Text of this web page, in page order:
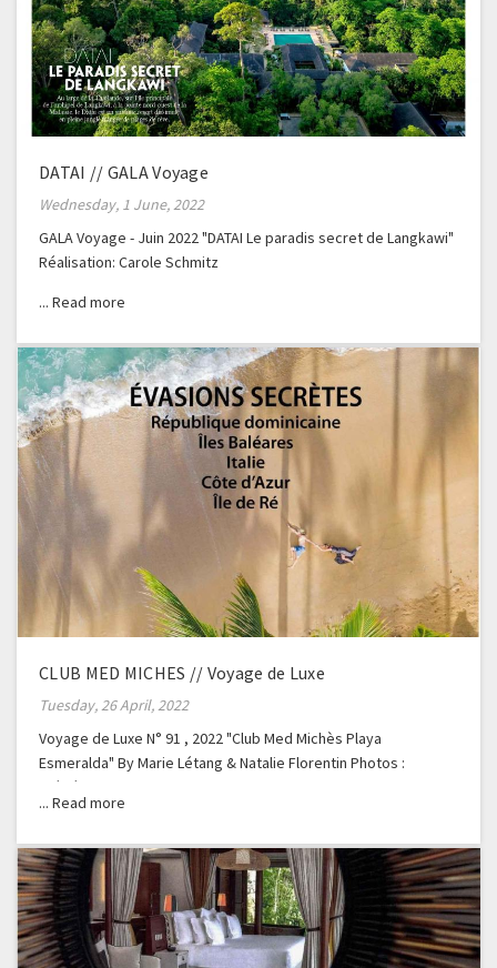
DATAI // GALA Voyage
Wednesday, 1 June, 2022
GALA Voyage - Juin 2022 "DATAI Le paradis secret de Langkawi"
Réalisation: Carole Schmitz
CLUB MED MICHES // Voyage de Luxe
Tuesday, 26 April, 2022
Voyage de Luxe N° 91 , 2022 "Club Med Michès Playa
Esmeralda" By Marie Létang & Natalie Florentin Photos :
Frédéric Ducout